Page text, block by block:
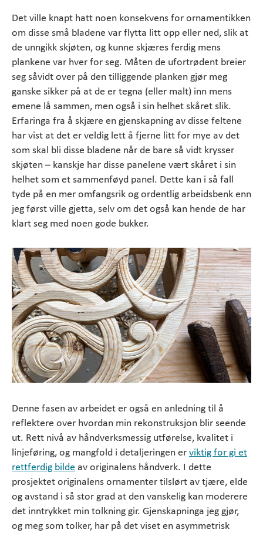
Det ville knapt hatt noen konsekvens for ornamentikken
om disse små bladene var flytta litt opp eller ned, slik at
de unngikk skjøten, og kunne skjæres ferdig mens
plankene var hver for seg. Måten de ufortrødent breier
seg såvidt over på den tilliggende planken gjør meg
ganske sikker på at de er tegna (eller malt) inn mens
emene lå sammen, men også i sin helhet skåret slik.
Erfaringa fra å skjære en gjenskapning av disse feltene
har vist at det er veldig lett å fjerne litt for mye av det
som skal bli disse bladene når de bare så vidt krysser
skjøten – kanskje har disse panelene vært skåret i sin
helhet som et sammenføyd panel. Dette kan i så fall
tyde på en mer omfangsrik og ordentlig arbeidsbenk enn
jeg først ville gjetta, selv om det også kan hende de har
klart seg med noen gode bukker.
Denne fasen av arbeidet er også en anledning til å
reflektere over hvordan min rekonstruksjon blir seende
ut. Rett nivå av håndverksmessig utførelse, kvalitet i
linjeføring, og mangfold i detaljeringen er viktig for gi et
rettferdig bilde av originalens håndverk. I dette
prosjektet originalens ornamenter tilslørt av tjære, elde
og avstand i så stor grad at den vanskelig kan moderere
det inntrykket min tolkning gir. Gjenskapninga jeg gjør,
og meg som tolker, har på det viset en asymmetrisk